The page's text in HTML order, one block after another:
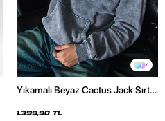
4
Yıkamalı Beyaz Cactus Jack Sırt
1.399,90 TL